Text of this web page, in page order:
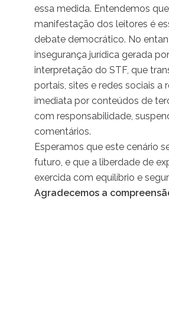
essa medida. Entendemos
manifestação dos leitores é
debate democrático. No
insegurança jurídica gerada
interpretação do STF, que
portais, sites e redes sociais a
imediata por conteúdos de
com responsabilidade,
comentários.
Esperamos que este cenário
futuro, e que a liberdade de
exercida com equilíbrio e
Agradecemos a